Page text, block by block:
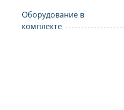
Оборудование в
комплекте